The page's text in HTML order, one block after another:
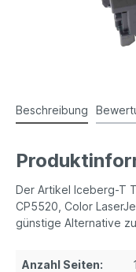
Beschreibung
Der Artikel Iceberg-T
CP5520, Color
günstige Alternative
Anzahl Seiten: